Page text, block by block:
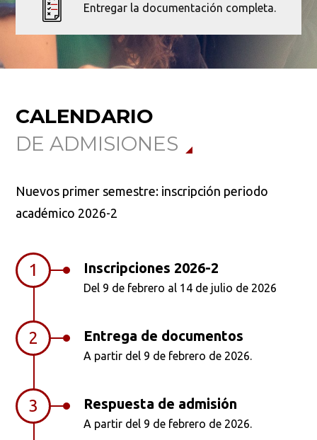
Entregar la documentación completa.
CALENDARIO
DE ADMISIONES
Nuevos primer semestre: inscripción periodo
académico 2026-2
1 Inscripciones 2026-2
Del 9 de febrero al 14 de julio de 2026
2 Entrega de documentos
A partir del 9 de febrero de 2026.
3 Respuesta de admisión
A partir del 9 de febrero de 2026.
Busca en la escuela
¿Qué buscas?
Buscar en: